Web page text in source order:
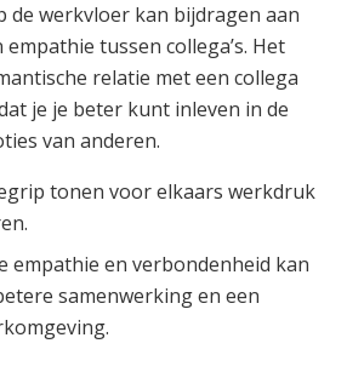
de werkvloer kan bijdragen aan
tussen collega’s. Het
relatie met een collega
je je beter kunt inleven in de
van anderen.
tonen voor elkaars werkdruk
empathie en verbondenheid kan
samenwerking en een